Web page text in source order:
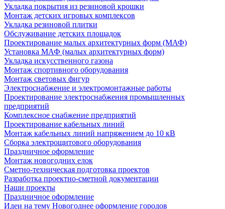
Укладка покрытия из резиновой крошки
Монтаж детских игровых комплексов
Укладка резиновой плитки
Обслуживание детских площадок
Проектирование малых архитектурных форм (МАФ)
Установка МАФ (малых архитектурных форм)
Укладка искусственного газона
Монтаж спортивного оборудования
Монтаж световых фигур
Электроснабжение и электромонтажные работы
Проектирование электроснабжения промышленных
предприятий
Комплексное снабжение предприятий
Проектирование кабельных линий
Монтаж кабельных линий напряжением до 10 кВ
Сборка электрощитового оборудования
Праздничное оформление
Монтаж новогодних елок
Сметно-техническая подготовка проектов
Разработка проектно-сметной документации
Наши проекты
Праздничное оформление
Идеи на тему Новогоднее оформление городов